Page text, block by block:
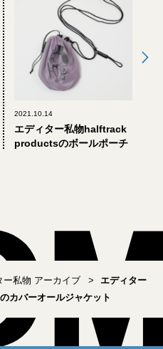
2021.10.14
エディター私物halftrack
productsのボールポーチ
ー私物 アーカイブ
エディター
カバーオールジャケット